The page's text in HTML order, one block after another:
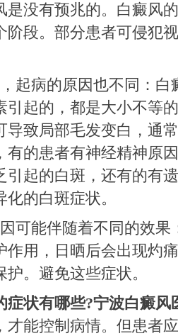
是没有预兆的。白癜风
段。部分患者可侵犯
病的原因也不同：白
引起的，都是大小不等
导致局部毛发变白，通
有的患者有神经精神原
引起的白斑，还有的有
的白斑症状。
能伴随着不同的效果
作用，日晒后会出现灼
。避免这些症状。
症状有哪些?宁波白癜风
才能控制病情。但患者